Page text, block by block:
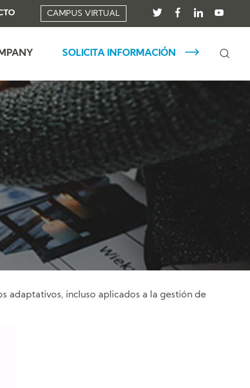
SOLICITA INFORMACIÓN
CAMPUS VIRTUAL
adaptativos, incluso aplicados a la gestión de